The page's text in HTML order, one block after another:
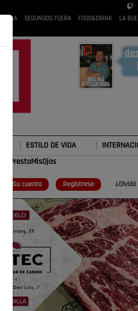
RUBIA SEGUNDOS FUERA FOOD&DRINK
LA
ESTILO DE VIDA
#TePrestoMisOjos
Su cuenta Regístrese